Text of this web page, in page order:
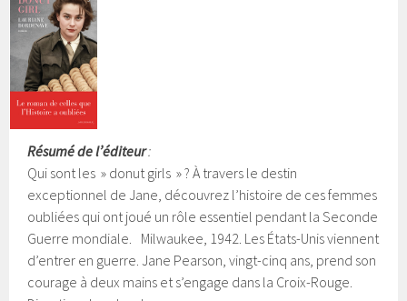
Résumé de l’éditeur:
Qui sont les » donut girls » ? À travers le destin
exceptionnel de Jane, découvrez l’histoire de ces femmes
oubliées qui ont joué un rôle essentiel pendant la Seconde
Guerre mondiale. Milwaukee, 1942. Les États-Unis viennent
d’entrer en guerre. Jane Pearson, vingt-cinq ans, prend son
courage à deux mains et s’engage dans la Croix-Rouge.